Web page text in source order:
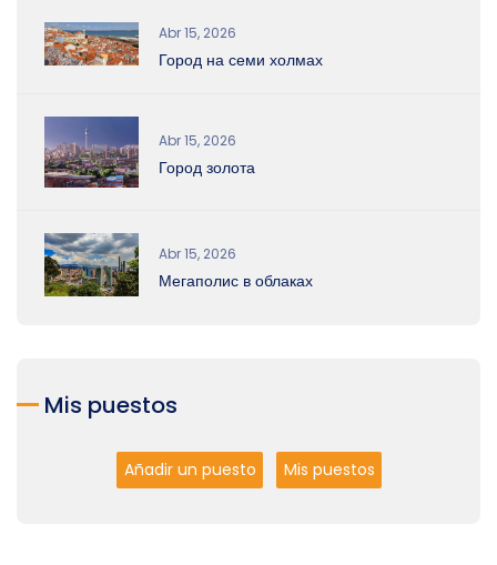
Abr 15, 2026
Город на семи холмах
Abr 15, 2026
Город золота
Abr 15, 2026
Мегаполис в облаках
Mis puestos
Añadir un puesto Mis puestos